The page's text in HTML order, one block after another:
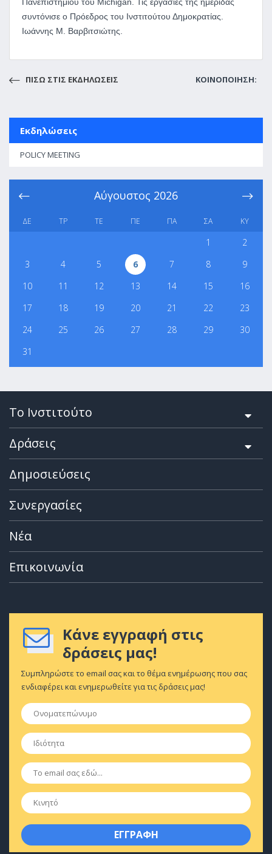
συντόνισε ο Πρόεδρος του Ινστιτούτου Δημοκρατίας.
Ιωάννης Μ. Βαρβιτσιώτης.
ΠΙΣΩ ΣΤΙΣ ΕΚΔΗΛΩΣΕΙΣ ΚΟΙΝΟΠΟΙΗΣΗ:
Εκδηλώσεις
POLICY MEETING
Αύγουστος 2026
ΔΕ ΤΡ ΤΕ ΠΕ ΠΑ ΣΑ ΚΥ
1
2
3
4 5 6 7 8
9
10
11 12 13 14 15
16
17
18 19 20 21 22
23
24
25 26 27 28 29
30
31
Το Ινστιτούτο
Δράσεις
Δημοσιεύσεις
Συνεργασίες
Νέα
Επικοινωνία
Κάνε εγγραφή στις
δράσεις μας!
Συμπληρώστε το email σας και το θέμα ενημέρωσης που σας
ενδιαφέρει και ενημερωθείτε για τις δράσεις μας!
Ονοματεπώνυμο
Ιδιότητα
Email
Κινητό